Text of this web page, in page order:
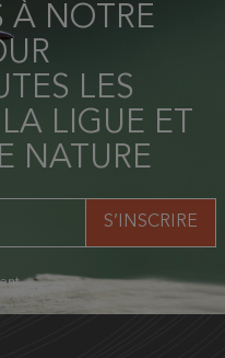
À NOTRE
LES
LIGUE ET
NATURE